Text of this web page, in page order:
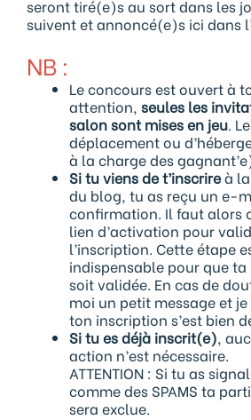
seront tiré(e)s au sort dans les
suivent et annoncé(e)s ici dans
NB :
Le concours est ouvert à
attention, seules les
salon sont mises en jeu.
déplacement ou
à la charge des
Si tu viens de t’inscrireà
du blog, tu as reçu un e-
confirmation. Il faut alors
lien d’activation pour
l’inscription. Cette étape
indispensable pour que
soit validée. En cas de
moi un petit message et
ton inscription s’est bien
Si tu es déjà inscrit(e),
action n’est nécessaire.
ATTENTION : Si tu as
comme des SPAMS ta
sera exclue.